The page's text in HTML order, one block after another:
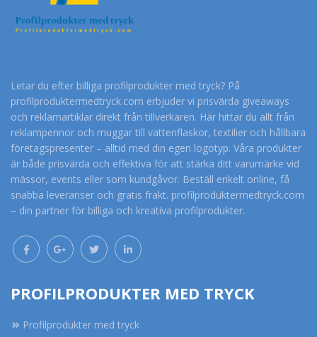
Letar du efter billiga profilprodukter med tryck? På
profilproduktermedtryck.com erbjuder vi prisvärda giveaways
och reklamartiklar direkt från tillverkaren. Här hittar du allt från
reklampennor och muggar till vattenflaskor, textilier och hållbara
företagspresenter – alltid med din egen logotyp. Våra produkter
är både prisvärda och effektiva för att stärka ditt varumärke vid
mässor, events eller som kundgåvor. Beställ enkelt online, få
snabba leveranser och gratis frakt. profilproduktermedtryck.com
– din partner för billiga och kreativa profilprodukter.
PROFILPRODUKTER MED TRYCK
Profilprodukter med tryck